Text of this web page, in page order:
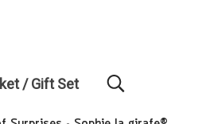
/ Gift Set